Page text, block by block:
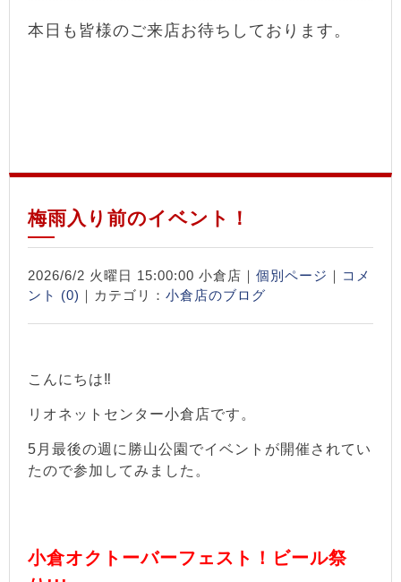
本日も皆様のご来店お待ちしております。
梅雨入り前のイベント！
2026/6/2 火曜日 15:00:00 小倉店｜ 個別ページ ｜ コメ
ント (0) ｜カテゴリ： 小倉店のブログ
こんにちは‼
リオネットセンター小倉店です。
5月最後の週に勝山公園でイベントが開催されてい
たので参加してみました。
小倉オクトーバーフェスト！ビール祭